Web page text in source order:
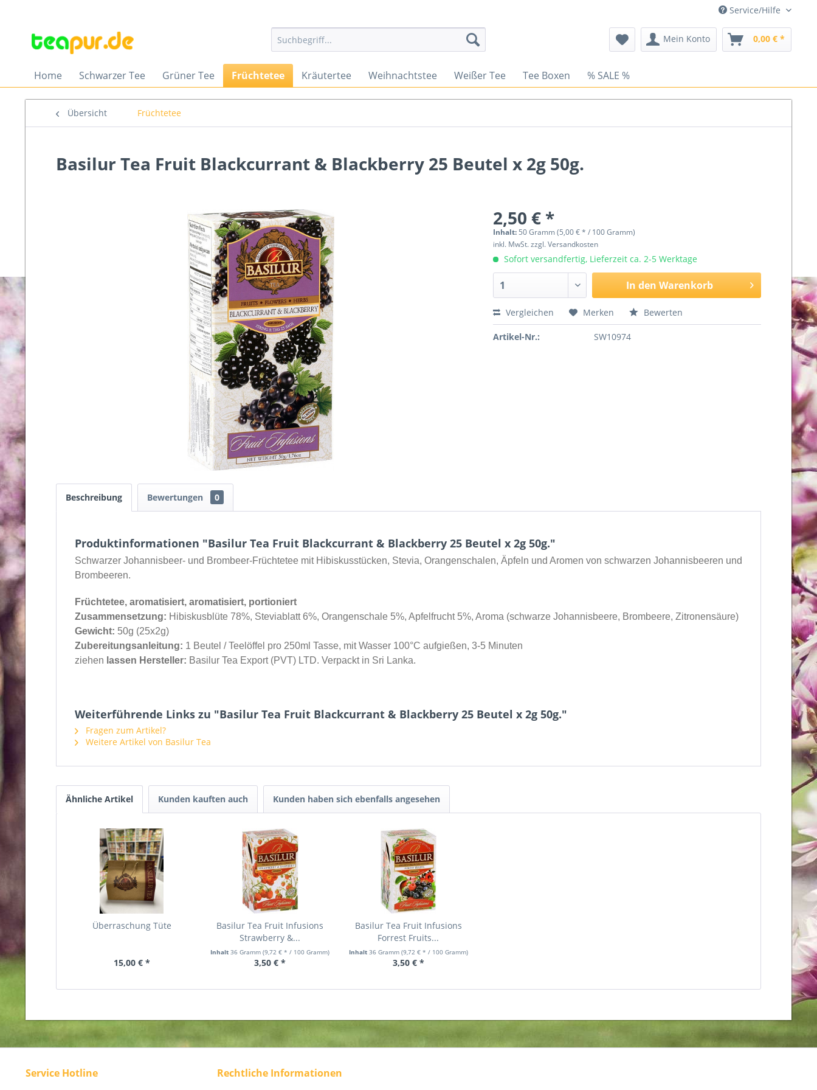
Service/Hilfe
Mein Konto 0,00 € *
Home Schwarzer Tee Grüner Tee Früchtetee Kräutertee Weihnachtstee Weißer Tee Tee Boxen % SALE %
Übersicht Früchtetee
Basilur Tea Fruit Blackcurrant & Blackberry 25 Beutel x 2g 50g.
2,50 € *
Inhalt: 50 Gramm (5,00 € * / 100 Gramm)
inkl. MwSt.zzgl. Versandkosten
Sofort versandfertig, Lieferzeit ca. 2-5 Werktage
In den Warenkorb
Vergleichen Merken Bewerten
Artikel-Nr.: SW10974
Beschreibung Bewertungen 0
Produktinformationen "Basilur Tea Fruit Blackcurrant & Blackberry 25 Beutel x 2g 50g."
Schwarzer Johannisbeer- und Brombeer-Früchtetee mit Hibiskusstücken, Stevia, Orangenschalen, Äpfeln und Aromen von schwarzen Johannisbeeren und
Brombeeren.
Früchtetee, aromatisiert, aromatisiert, portioniert
Zusammensetzung: Hibiskusblüte 78%, Steviablatt 6%, Orangenschale 5%, Apfelfrucht 5%, Aroma (schwarze Johannisbeere, Brombeere, Zitronensäure)
Gewicht: 50g (25x2g)
Zubereitungsanleitung: 1 Beutel / Teelöffel pro 250ml Tasse, mit Wasser 100°C aufgießen, 3-5 Minuten
ziehen lassen Hersteller: Basilur Tea Export (PVT) LTD. Verpackt in Sri Lanka.
Weiterführende Links zu "Basilur Tea Fruit Blackcurrant & Blackberry 25 Beutel x 2g 50g."
Fragen zum Artikel?
Weitere Artikel von Basilur Tea
Ähnliche Artikel Kunden kauften auch Kunden haben sich ebenfalls angesehen
Überraschung Tüte
15,00 € *
Basilur Tea Fruit Infusions
Strawberry &...
Inhalt36 Gramm(9,72 € * / 100 Gramm)
3,50 € *
Basilur Tea Fruit Infusions
Forrest Fruits...
Inhalt 36 Gramm (9,72 € * / 100 Gramm)
3,50 € *
Service Hotline Rechtliche Informationen